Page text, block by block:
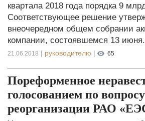
квартала 2018 года порядка 9
Соответствующее решение
внеочередном общем собрании
компании, состоявшемся 13 июня.
21.06.2018 | руководителю | 65
Пореформенное
голосованием по
реорганизации РАО